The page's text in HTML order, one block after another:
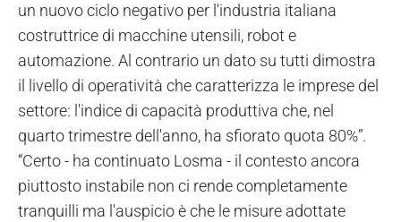
un nuovo ciclo negativo per l'industria italiana
costruttrice di macchine utensili, robot e
automazione. Al contrario un dato su tutti dimostra
il livello di operatività che caratterizza le imprese del
settore: l'indice di capacità produttiva che, nel
quarto trimestre dell'anno, ha sfiorato quota 80%”.
“Certo - ha continuato Losma - il contesto ancora
piuttosto instabile non ci rende completamente
tranquilli ma l'auspicio è che le misure adottate